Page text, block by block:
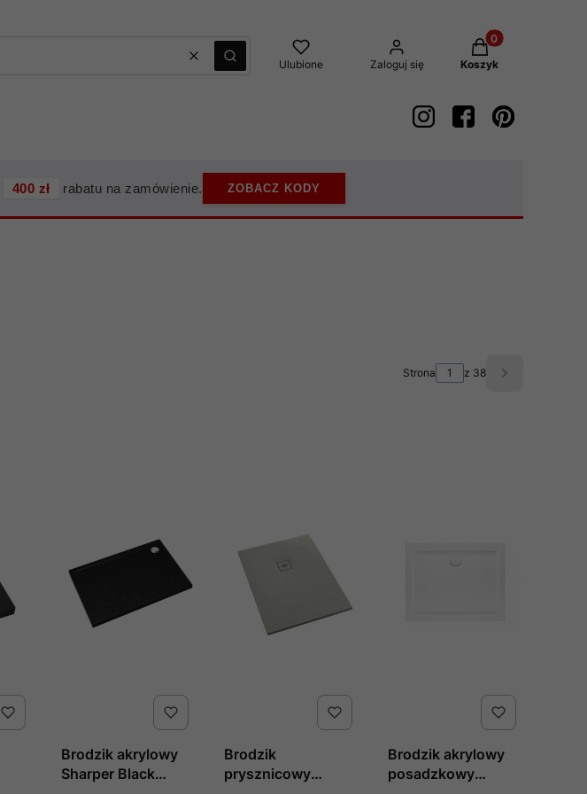
WyczyśćSzukaj Ulubione Zaloguj się
Produkty w
Koszyk
400 zł rabatu na zamówienie. ZOBACZ KODY
Strona z 38 Następne
Brodzik akrylowy
Sharper Black
Brodzik
prysznicowy
Brodzik akrylowy
posadzkowy